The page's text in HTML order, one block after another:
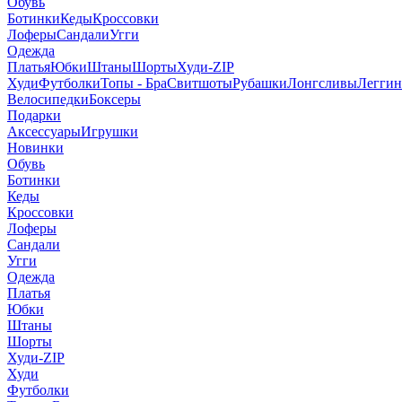
БотинкиКедыКроссовки
ЛоферыСандалиУгги
Одежда
ПлатьяЮбкиШтаныШортыХуди-ZIP
ХудиФутболкиТопы - БраСвитшотыРубашкиЛонгсливы
ВелосипедкиБоксеры
Подарки
АксессуарыИгрушки
Новинки
Обувь
Ботинки
Кеды
Кроссовки
Лоферы
Сандали
Угги
Одежда
Платья
Юбки
Штаны
Шорты
Худи-ZIP
Худи
Футболки